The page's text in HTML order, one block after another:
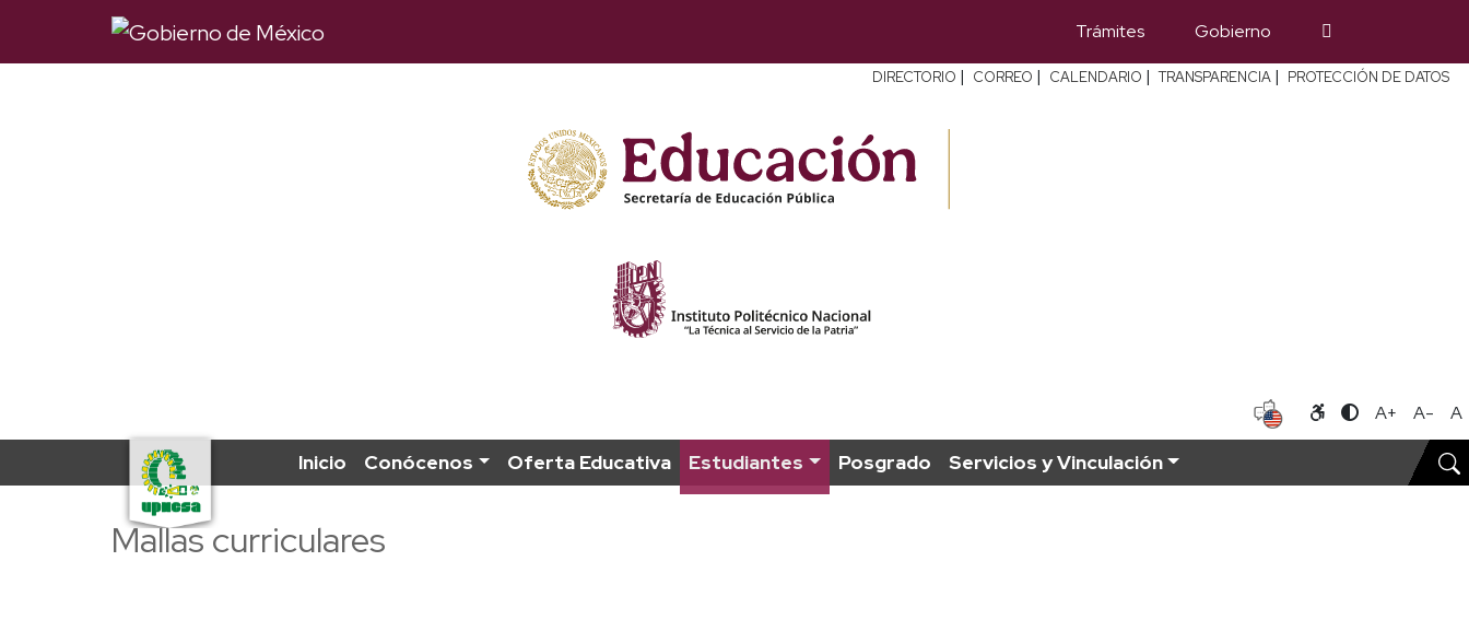
Trámites Gobierno
DIRECTORIO | CORREO | CALENDARIO | TRANSPARENCIA | PROTECCIÓN DE DATOS
A+ A- A
Inicio Conócenos Oferta Educativa Estudiantes Posgrado Servicios y Vinculación
Mallas curriculares